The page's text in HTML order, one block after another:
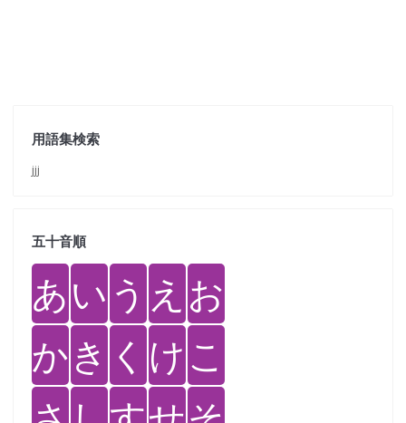
用語集検索
jjj
五十音順
あい う え お
かき く けこ